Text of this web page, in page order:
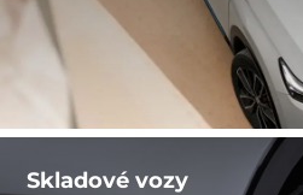
Skladové vozy